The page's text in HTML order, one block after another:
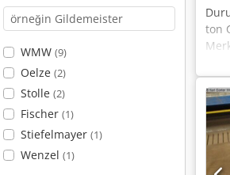
WMW (9)
Oelze (2)
Stolle (2)
Fischer (1)
Stiefelmayer (1)
Wenzel (1)
ton